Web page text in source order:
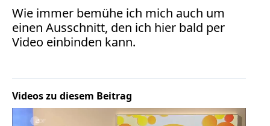
Wie immer bemühe ich mich auch um
einen Ausschnitt, den ich hier bald per
Video einbinden kann.
Videos zu diesem Beitrag
ZDF
online
print